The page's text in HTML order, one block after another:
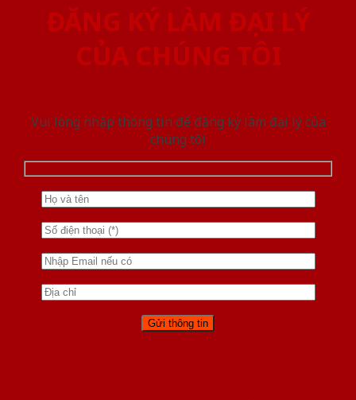
ĐĂNG KÝ LÀM ĐẠI LÝ
CỦA CHÚNG TÔI
Vui lòng nhập thông tin để đăng ký làm đại lý của
chúng tôi